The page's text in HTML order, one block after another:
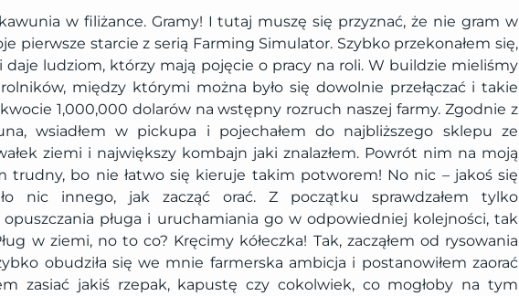
w filiżance. Gramy! I tutaj muszę się przyznać, że nie gram w
pierwsze starcie z serią Farming Simulator. Szybko przekonałem się,
ludziom, którzy mają pojęcie o pracy na roli. W buildzie mieliśmy
między którymi można było się dowolnie przełączać i takie
1,000,000 dolarów na wstępny rozruch naszej farmy. Zgodnie z
wsiadłem w pickupa i pojechałem do najbliższego sklepu ze
ziemi i największy kombajn jaki znalazłem. Powrót nim na moją
trudny, bo nie łatwo się kieruje takim potworem! No nic – jakoś się
nic innego, jak zacząć orać. Z początku sprawdzałem tylko
pługa i uruchamiania go w odpowiedniej kolejności, tak
w ziemi, no to co? Kręcimy kółeczka! Tak, zacząłem od rysowania
obudziła się we mnie farmerska ambicja i postanowiłem zaorać
zasiać jakiś rzepak, kapustę czy cokolwiek, co mogłoby na tym